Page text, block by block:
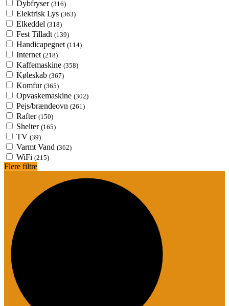
Dybfryser (316)
Elektrisk Lys (363)
Elkeddel (318)
Fest Tilladt (139)
Handicapegnet (114)
Internet (218)
Kaffemaskine (358)
Køleskab (367)
Komfur (365)
Opvaskemaskine (302)
Pejs/brændeovn (261)
Rafter (150)
Shelter (165)
TV (39)
Varmt Vand (362)
WiFi (215)
Flere filtre